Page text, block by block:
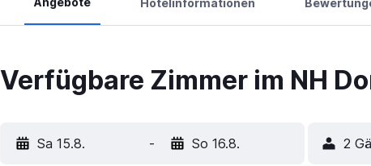
Verfügbare Zimmer im NH
Sa 15.8. - So 16.8. 2